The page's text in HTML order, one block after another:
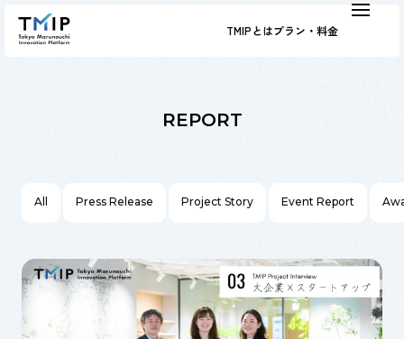
TMIPとはプラン・料金
REPORT
All Press Release Project Story Event Report